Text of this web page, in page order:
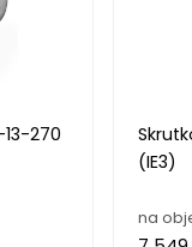
270
(IE3)
na